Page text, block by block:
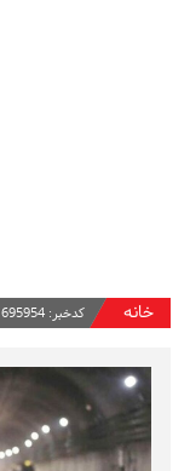
خانه کدخبر: 695954